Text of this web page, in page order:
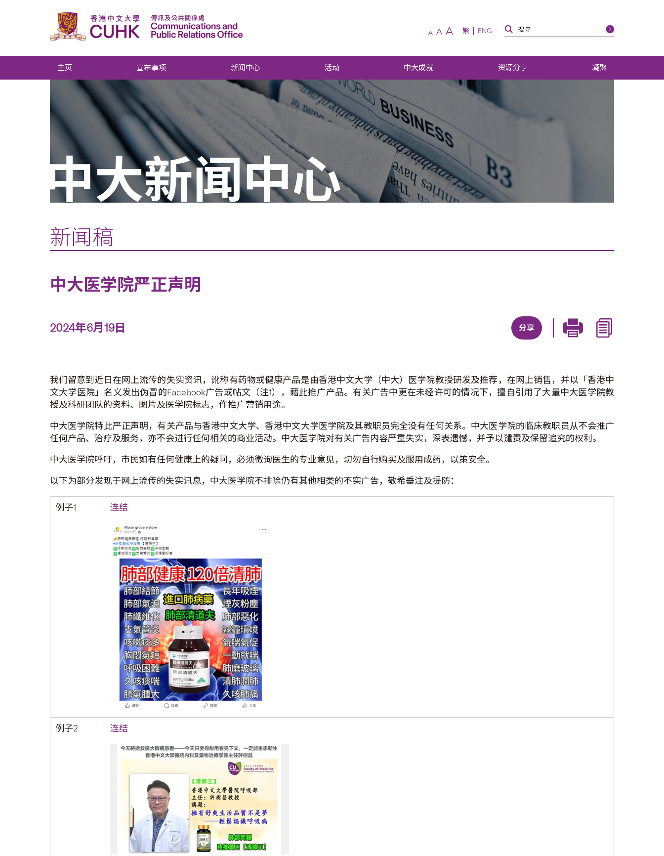
A A A 繁 ENG
主页 宣布事项 新闻中心 活动 中大成就 资源分享 凝聚
中大新闻中心
新闻稿
中大医学院严正声明
2024年6月19日 分享
我们留意到近日在网上流传的失实资讯，讹称有药物或健康产品是由香港中文大学（中大）医学院教授研发及推荐，在网上销售，并以「香港中
文大学医院」名义发出伪冒的Facebook广告或帖文（注1），藉此推广产品。有关广告中更在未经许可的情况下，擅自引用了大量中大医学院教
授及科研团队的资料、图片及医学院标志，作推广营销用途。
中大医学院特此严正声明，有关产品与香港中文大学、香港中文大学医学院及其教职员完全没有任何关系。中大医学院的临床教职员从不会推广
任何产品、治疗及服务，亦不会进行任何相关的商业活动。中大医学院对有关广告内容严重失实，深表遗憾，并予以谴责及保留追究的权利。
中大医学院呼吁，市民如有任何健康上的疑问，必须徵询医生的专业意见，切勿自行购买及服用成药，以策安全。
以下为部分发现于网上流传的失实讯息，中大医学院不排除仍有其他相类的不实广告，敬希垂注及提防：
例子1 连结
例子2 连结